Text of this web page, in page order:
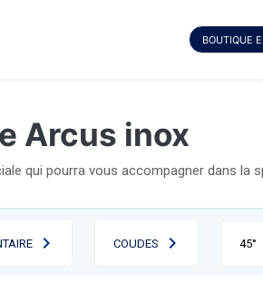
BOUTIQUE
Arcus inox
qui pourra vous accompagner dans la
COUDES 45°